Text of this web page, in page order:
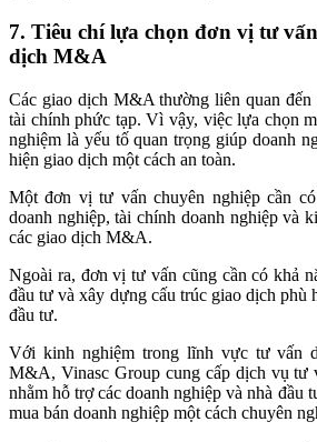
7. Tiêu chí lựa chọn đơn vị tư
dịch M&A
Các giao dịch M&A thường liên quan đến
tài chính phức tạp. Vì vậy, việc lựa chọn
nghiệm là yếu tố quan trọng giúp doanh
hiện giao dịch một cách an toàn.
Một đơn vị tư vấn chuyên nghiệp cần
doanh nghiệp, tài chính doanh nghiệp và
các giao dịch M&A.
Ngoài ra, đơn vị tư vấn cũng cần có khả
đầu tư và xây dựng cấu trúc giao dịch phù
đầu tư.
Với kinh nghiệm trong lĩnh vực tư vấn
M&A, Vinasc Group cung cấp dịch vụ
nhằm hỗ trợ các doanh nghiệp và nhà đầu
mua bán doanh nghiệp một cách chuyên